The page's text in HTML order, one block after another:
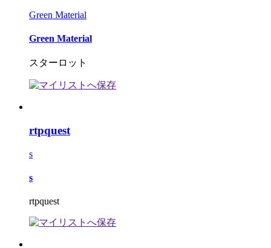
Green Material
Green Material
スターロット
rtpquest
s
s
rtpquest